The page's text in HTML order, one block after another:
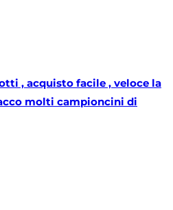
, acquisto facile , veloce la
molti campioncini di